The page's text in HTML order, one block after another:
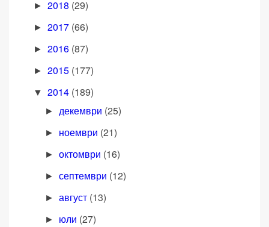
► 2018 (29)
► 2017 (66)
► 2016 (87)
► 2015 (177)
▼ 2014 (189)
► декември (25)
► ноември (21)
►октомври (16)
►септември (12)
►август (13)
► юли (27)